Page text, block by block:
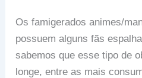
Os famigerados animes/
possuem alguns fãs
sabemos que esse tipo de
longe, entre as mais